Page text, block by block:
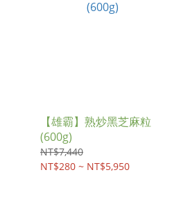
【雄霸】熟炒黑芝麻粒
(600g)
NT$7,440
NT$280 ~ NT$5,950